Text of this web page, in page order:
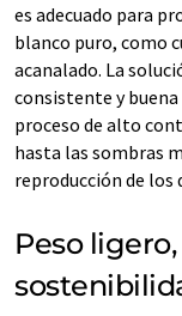
es adecuado para
blanco puro, como
acanalado. La
consistente y
proceso de alto
hasta las sombras
reproducción de los
Peso